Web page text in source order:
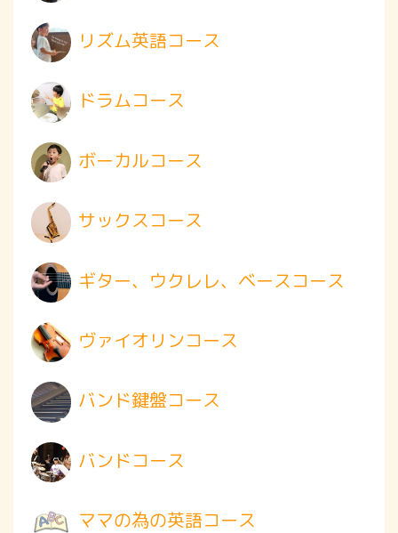
リズム英語コース
ドラムコース
ボーカルコース
サックスコース
ギター、ウクレレ、ベースコース
ヴァイオリンコース
バンド鍵盤コース
バンドコース
ママの為の英語コース